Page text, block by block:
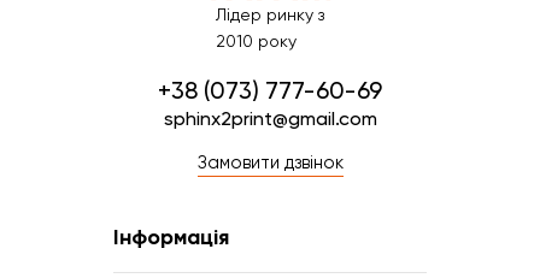
Лідер ринку з
2010 року
+38 (073) 777-60-69
sphinx2print@gmail.com
Замовити дзвінок
Інформація